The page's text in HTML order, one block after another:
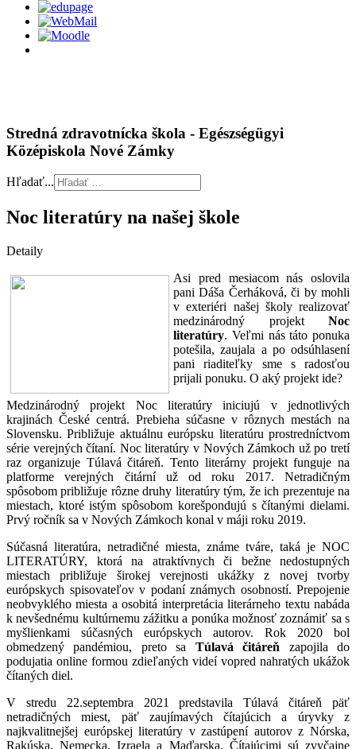
Stredná zdravotnícka škola - Egészségügyi
Középiskola Nové Zámky
Hľadať...
Noc literatúry na našej škole
Detaily
Asi pred mesiacom nás oslovila
pani Dáša Čerháková, či by mohli
v exteriéri našej školy realizovať
medzinárodný projekt Noc
literatúry. Veľmi nás táto ponuka
potešila, zaujala a po odsúhlasení
pani riaditeľky sme s radosťou
prijali ponuku. O aký projekt ide?
Medzinárodný projekt Noc literatúry iniciujú v jednotlivých
krajinách České centrá. Prebieha súčasne v rôznych mestách na
Slovensku. Približuje aktuálnu európsku literatúru prostredníctvom
série verejných čítaní. Noc literatúry v Nových Zámkoch už po tretí
raz organizuje Túlavá čitáreň. Tento literárny projekt funguje na
platforme verejných čitární už od roku 2017. Netradičným
spôsobom približuje rôzne druhy literatúry tým, že ich prezentuje na
miestach, ktoré istým spôsobom korešpondujú s čítanými dielami.
Prvý ročník sa v Nových Zámkoch konal v máji roku 2019.
Súčasná literatúra, netradičné miesta, známe tváre, taká je NOC
LITERATÚRY, ktorá na atraktívnych či bežne nedostupných
miestach približuje širokej verejnosti ukážky z novej tvorby
európskych spisovateľov v podaní známych osobností. Prepojenie
neobvyklého miesta a osobitá interpretácia literárneho textu nabáda
k nevšednému kultúrnemu zážitku a ponúka možnosť zoznámiť sa s
myšlienkami súčasných európskych autorov. Rok 2020 bol
obmedzený pandémiou, preto sa Túlavá čitáreň zapojila do
podujatia online formou zdieľaných videí vopred nahratých ukážok
čítaných diel.
V stredu 22.septembra 2021 predstavila Túlavá čitáreň päť
netradičných miest, päť zaujímavých čítajúcich a úryvky z
najkvalitnejšej európskej literatúry v zastúpení autorov z Nórska,
Rakúska, Nemecka, Izraela a Maďarska. Čítajúcimi sú zvyčajne